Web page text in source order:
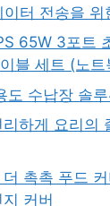
터 전송을 위
65W 3포트
블 세트 (노트
도 수납장 솔루
하게 요리의
촉촉 푸드
커버